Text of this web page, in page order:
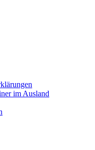
im Ausland